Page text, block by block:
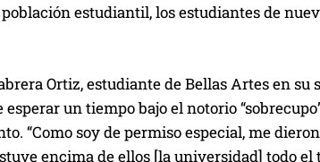
estudiantil, los estudiantes de
Ortiz, estudiante de Bellas Artes en su
esperar un tiempo bajo el notorio
“Como soy de permiso especial, me
encima de ellos [la universidad] todo